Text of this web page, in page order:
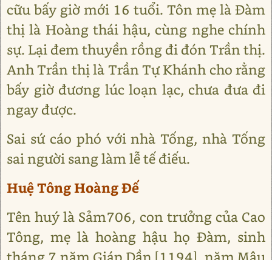
cữu bấy giờ mới 16 tuổi. Tôn mẹ là Đàm
thị là Hoàng thái hậu, cùng nghe chính
sự. Lại đem thuyền rồng đi đón Trần thị.
Anh Trần thị là Trần Tự Khánh cho rằng
bấy giờ đương lúc loạn lạc, chưa đưa đi
ngay được.
Sai sứ cáo phó với nhà Tống, nhà Tống
sai người sang làm lễ tế điếu.
Huệ Tông Hoàng Đế
Tên huý là Sảm706, con trưởng của Cao
Tông, mẹ là hoàng hậu họ Đàm, sinh